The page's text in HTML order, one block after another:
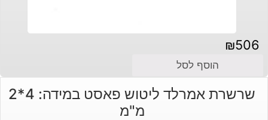
₪506
הוסף לסל
שרשרת אמרלד ליטוש פאסט במידה: 4*2
מ"מ